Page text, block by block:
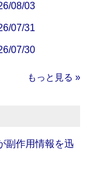
08/03
07/31
07/30
もっと見る »
副作用情報を迅